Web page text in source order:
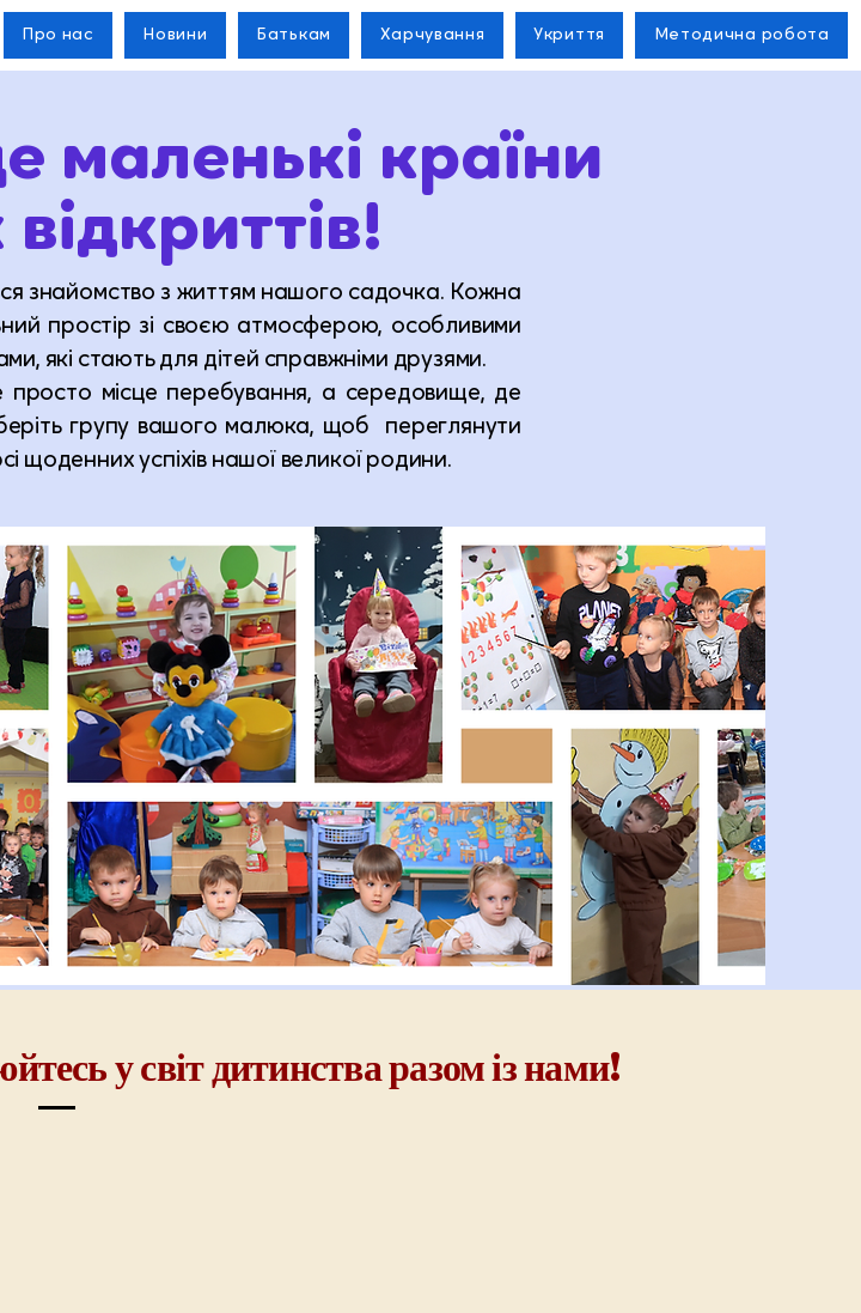
Про нас Новини Батькам Харчування Укриття Методична робота
маленькі країни
знайомство з життям нашого садочка. Кожна
простір зі своєю атмосферою, особливими
які стають для дітей справжніми друзями.
місце перебування, а середовище, де
групу вашого малюка, щоб переглянути
щоденних успіхів нашої великої родини.
у світ дитинства разом із нами!